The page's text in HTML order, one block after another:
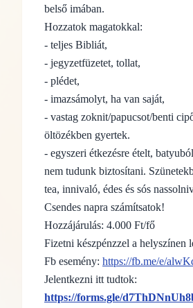
belső imában.
Hozzatok magatokkal:
- teljes Bibliát,
- jegyzetfüzetet, tollat,
- plédet,
- imazsámolyt, ha van saját,
- vastag zoknit/papucsot/benti
öltözékben gyertek.
- egyszeri étkezésre ételt,
nem tudunk biztosítani.
tea, innivaló, édes és sós
Csendes napra számítsatok!
Hozzájárulás: 4.000 Ft/fő
Fizetni készpénzzel a helyszínen
Fb esemény: https://fb.me/e/
Jelentkezni itt tudtok:
https://forms.gle/